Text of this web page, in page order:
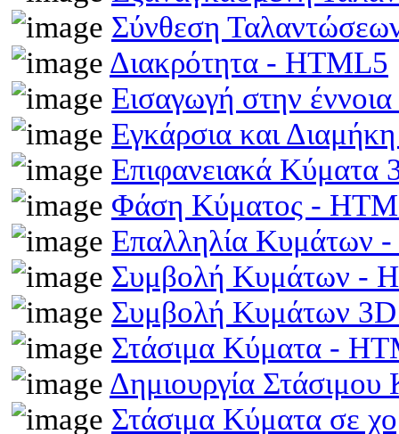
Σύνθεση
Διακρότητα - HTML5
Εισαγωγή στην
Εγκάρσια και
Επιφανειακά
Φάση Κύματος -
Επαλληλία Κυμάτων
Συμβολή Κυμάτων -
Συμβολή Κυμάτων
Στάσιμα Κύματα -
Δημιουργία
Στάσιμα Κύματα σε